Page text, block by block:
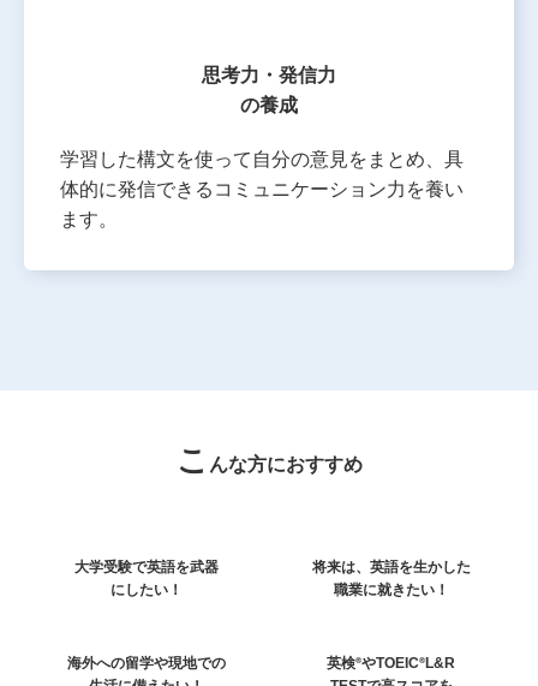
思考力・発信力
の養成
学習した構文を使って自分の意見をまとめ、具
体的に発信できるコミュニケーション力を養い
ます。
こ んな方におすすめ
大学受験で英語を武器
にしたい！
将来は、英語を生かした
職業に就きたい！
海外への留学や現地での
英検®やTOEIC®L&R